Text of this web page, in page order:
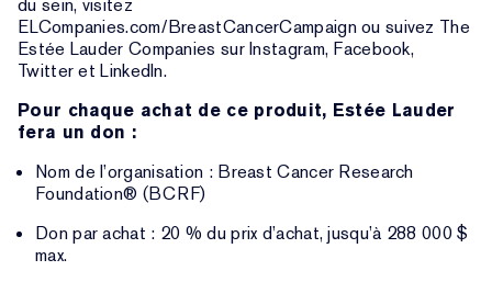
du sein, visitez
ELCompanies.com/BreastCancerCampaign ou suivez The
Estée Lauder Companies sur Instagram, Facebook,
Twitter et LinkedIn.
Pour chaque achat de ce produit, Estée Lauder
fera un don :
Nom de l’organisation : Breast Cancer Research
Foundation® (BCRF)
Don par achat : 20 % du prix d’achat, jusqu’à 288 000 $
max.